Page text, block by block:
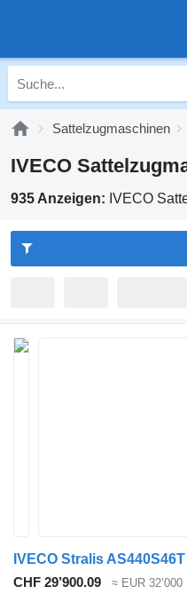
Sattelzugmaschinen
IVECO
935 Anzeigen: IVECO
IVECO Stralis AS440S46T
CHF 29’900.09
≈ EUR 32’000